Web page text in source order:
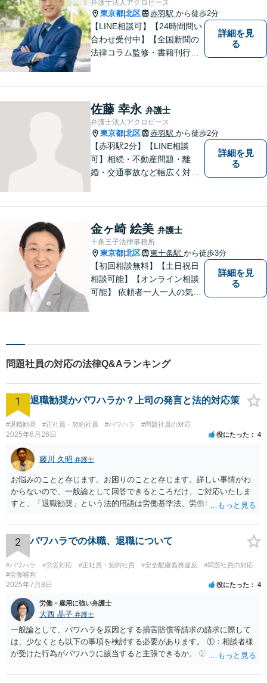
弁護士法人アクロピース
東京都 北区 赤羽駅 から徒歩2分
【LINE相談可】【24時間問い
合わせ受付中】【全国新聞の
法律コラム監修・書籍刊行・
を伺い、相談予約をご案内。
「有利な条件で解決したい」
と強い要望がある方はご相談
ください。
詳細を見
る
佐藤 幸永 弁護士
弁護士法人アクロピース
東京都 北区 赤羽駅 から徒歩2分
【赤羽駅2分】【LINE相談
可】相続・不動産問題・離
婚・交通事故など幅広く対
ような内容でもお気軽にご相
談ください。【24時間問い合
わせ受付中】
詳細を見
る
金ヶ崎 絵美 弁護士
十条王子法律事務所
東京都 北区 東十条駅 から徒歩3分
【初回相談無料】【土日祝日
相談可能】【オンライン相談
可能】 依頼者一人一人の気持
方より、元気になった・安心
したという声をいただいてお
ります。
詳細を見
る
問題社員の対応の法律Q&Aランキング
1 退職勧奨かパワハラか？上司の発言と法的対応策
#退職勧奨 #正社員・契約社員 #パワハラ #問題社員の対応
2025年6月26日 役にたった 4
藤川 久昭 弁護士
お悩みのことと存じます。お困りのことと存じます。詳しい事情がわ
からないので、一般論として回答できるところだけ、ご対応いたしま
すと、「退職勧奨」という法的用語は労働基準法、労働契約法上は存
職を求めただけではなく、本人が退職を明確に拒否しているにもかか
わらず、その後でも執拗に退職を強く求めることです。 職場のパワー
ハラスメントとは、同じ職場で働く者に対し、職務上の地位や人間関
係などの職場内の優位性を背景に、業務の適正な範囲を超えて、精神
的・身体的苦痛を与える又は職場環境を悪化させる行為をいいます。
パワハラの事案は、証拠などをもとにしながら、直接具体的なお話を
お伺いして、法的に正確に分析する必要があります。本件の言動が、
これらに該当するかどうか、証拠に基づいて、子細な分析と慎重な対
応が必要です。客観的証拠が不可欠です。 法的に正確に分析されたい
場合には、労務管理と労働法に精通し、上記に関連した法理等にも通
じた弁護士等に相談し、証拠をもとにしながら具体的な話をなさった
上で、今後の対応を検討するべきです。良い解決になりますよう祈念
2 パワハラでの休職、退職について
#パワハラ #労災対応 #正社員・契約社員 #安全配慮義務違反
#問題社員の対応
#労働審判
2025年7月8日 役にたった 4
労働・雇用に強い弁護士
大西 晶子 弁護士
一般論として、パワハラを原因とする損害賠償等請求の請求に際して
は、少なくとも以下の事項を検討する必要があります。 ①：相談者様
が受けた行為がパワハラに該当すると主張できるか。 ②：会社が、当
と主張できるか。 ③：当該パワハラ行為のせいで相談者様が適応障害